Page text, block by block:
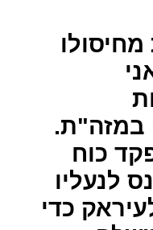
כוח
לנעליו
כדי